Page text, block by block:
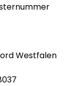
Westfalen